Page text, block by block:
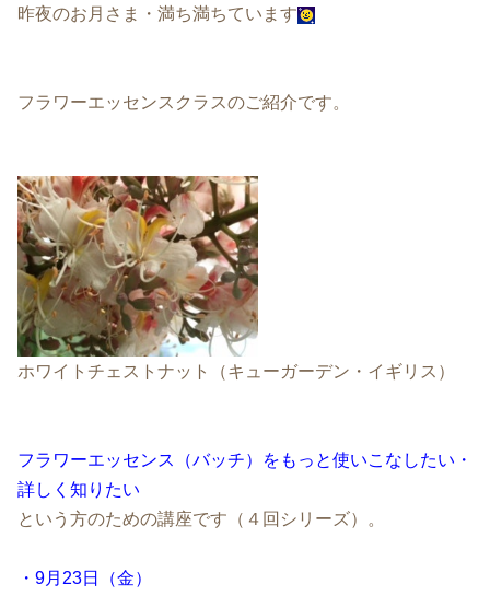
昨夜のお月さま・満ち満ちています
フラワーエッセンスクラスのご紹介です。
ホワイトチェストナット（キューガーデン・イギリス）
フラワーエッセンス（バッチ）をもっと使いこなしたい・
詳しく知りたい
という方のための講座です（４回シリーズ）。
・9月23日（金）